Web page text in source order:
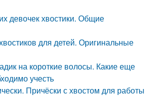
девочек хвостики. Общие
для детей. Оригинальные
на короткие волосы. Какие еще
учесть
Причёски с хвостом для работы